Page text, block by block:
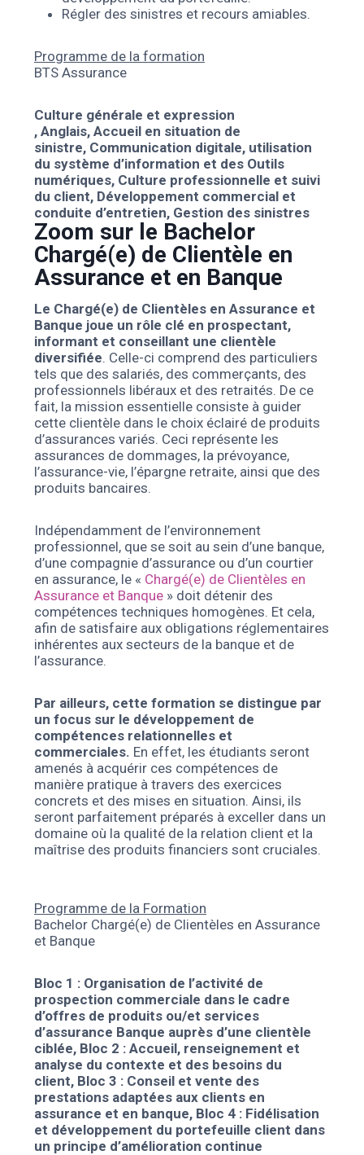
Régler des sinistres et recours amiables.
Programme de la formation
BTS Assurance
Culture générale et expression
, Anglais, Accueil en situation de
sinistre, Communication digitale, utilisation
du système d’information et des Outils
numériques, Culture professionnelle et suivi
du client, Développement commercial et
conduite d’entretien, Gestion des sinistres
Zoom sur le Bachelor
Chargé(e) de Clientèle en
Assurance et en Banque
Le Chargé(e) de Clientèles en Assurance et
Banque joue un rôle clé en prospectant,
informant et conseillant une clientèle
diversifiée. Celle-ci comprend des particuliers
tels que des salariés, des commerçants, des
professionnels libéraux et des retraités. De ce
fait, la mission essentielle consiste à guider
cette clientèle dans le choix éclairé de produits
d’assurances variés. Ceci représente les
assurances de dommages, la prévoyance,
l’assurance-vie, l’épargne retraite, ainsi que des
produits bancaires.
Indépendamment de l’environnement
professionnel, que se soit au sein d’une banque,
d’une compagnie d’assurance ou d’un courtier
en assurance, le « Chargé(e) de Clientèles en
Assurance et Banque » doit détenir des
compétences techniques homogènes. Et cela,
afin de satisfaire aux obligations réglementaires
inhérentes aux secteurs de la banque et de
l’assurance.
Par ailleurs, cette formation se distingue par
un focus sur le développement de
compétences relationnelles et
commerciales. En effet, les étudiants seront
amenés à acquérir ces compétences de
manière pratique à travers des exercices
concrets et des mises en situation. Ainsi, ils
seront parfaitement préparés à exceller dans un
domaine où la qualité de la relation client et la
maîtrise des produits financiers sont cruciales.
Programme de la Formation
Bachelor Chargé(e) de Clientèles en Assurance
et Banque
Bloc 1 : Organisation de l’activité de
prospection commerciale dans le cadre
d’offres de produits ou/et services
d’assurance Banque auprès d’une clientèle
ciblée, Bloc 2 : Accueil, renseignement et
analyse du contexte et des besoins du
client, Bloc 3 : Conseil et vente des
prestations adaptées aux clients en
assurance et en banque, Bloc 4 : Fidélisation
et développement du portefeuille client dans
un principe d’amélioration continue